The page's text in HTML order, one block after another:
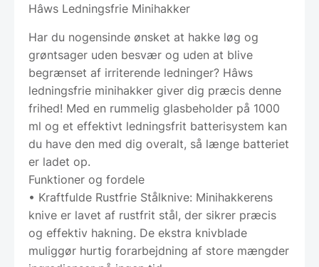
Hâws Ledningsfrie Minihakker
Har du nogensinde ønsket at hakke løg og
grøntsager uden besvær og uden at blive
begrænset af irriterende ledninger? Hâws
ledningsfrie minihakker giver dig præcis denne
frihed! Med en rummelig glasbeholder på 1000
ml og et effektivt ledningsfrit batterisystem kan
du have den med dig overalt, så længe batteriet
er ladet op.
Funktioner og fordele
• Kraftfulde Rustfrie Stålknive: Minihakkerens
knive er lavet af rustfrit stål, der sikrer præcis
og effektiv hakning. De ekstra knivblade
muliggør hurtig forarbejdning af store mængder